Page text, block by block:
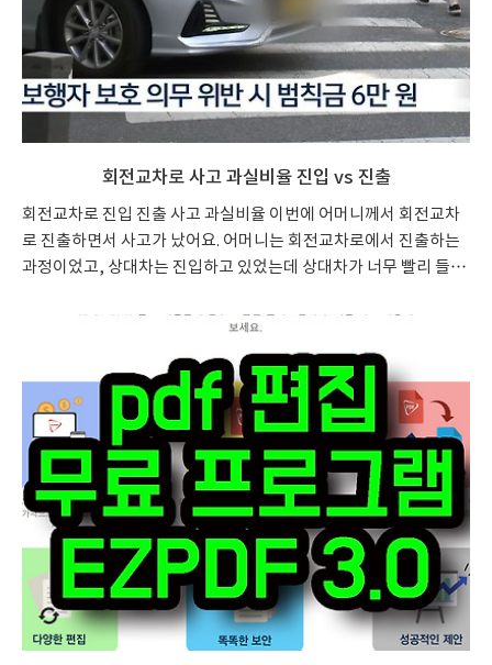
회전교차로 사고 과실비율 진입 vs 진출
회전교차로 진입 진출 사고 과실비율 이번에 어머니께서 회전교차
로 진출하면서 사고가 났어요. 어머니는 회전교차로에서 진출하는
과정이었고, 상대차는 진입하고 있었는데 상대차가 너무 빨리 들어
처럼 보였답니다. 단편적으로 보면 어머니께서 잘못한 것처럼 보이
우선권이 있다고 하는군요. 일반적인 비율 일반적으로 회전&진출
하는 차량보다 진입하는 경우에 더 조심해야할 것 같습니다. 기본 과
실이 8:2 정도에서 시작하니 부가적인 상황에 따라 선진입, 일지정
지 의무, 진입 정도, 차선 유지 등의 상황에 따라 그 비율이 바뀌게
될 테지만 우선 진입하는 경우라면 반드시 일시정지 후 진행하는 것
이 좋겠..